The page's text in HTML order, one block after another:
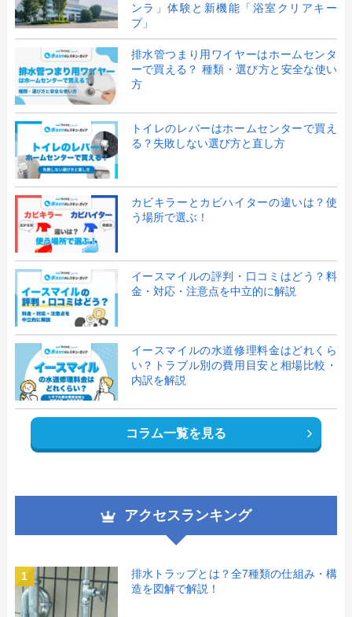
ンラ」体験と新機能「浴室クリアキー
プ」
排水管つまり用ワイヤーはホームセンタ
ーで買える？ 種類・選び方と安全な使い
方
トイレのレバーはホームセンターで買え
る？失敗しない選び方と直し方
カビキラーとカビハイターの違いは？使
う場所で選ぶ！
イースマイルの評判・口コミはどう？料
金・対応・注意点を中立的に解説
イースマイルの水道修理料金はどれくら
い？トラブル別の費用目安と相場比較・
内訳を解説
コラム一覧を見る
アクセスランキング
1
排水トラップとは？全7種類の仕組み・構
造を図解で解説！